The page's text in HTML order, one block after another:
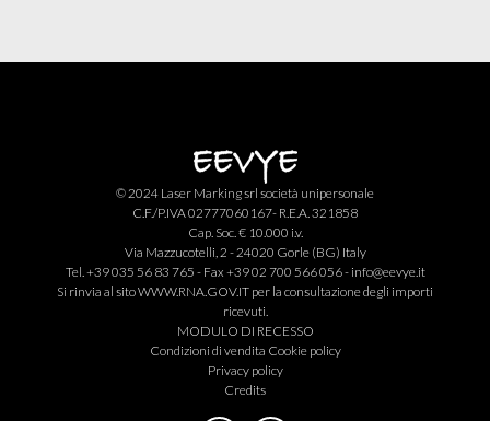
© 2024 Laser Marking srl società unipersonale
C.F./P.IVA 02777060167- R.E.A. 321858
Cap. Soc. € 10.000 i.v.
Via Mazzucotelli, 2 - 24020 Gorle (BG) Italy
Tel. +39 035 56 83 765 - Fax +39 02 700 566 056 - info@eevye.it
Si rinvia al sitoWWW.RNA.GOV.IT per la consultazione degli importi
ricevuti.
MODULO DI RECESSO
Condizioni di vendita Cookie policy
Privacy policy
Credits